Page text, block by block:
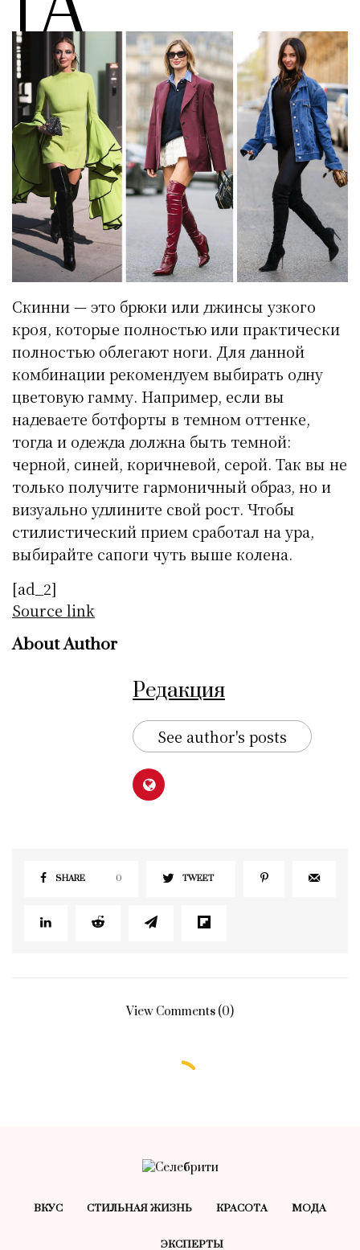
Скинни — это брюки или джинсы узкого
кроя, которые полностью или практически
полностью облегают ноги. Для данной
комбинации рекомендуем выбирать одну
цветовую гамму. Например, если вы
надеваете ботфорты в темном оттенке,
тогда и одежда должна быть темной:
черной, синей, коричневой, серой. Так вы не
только получите гармоничный образ, но и
визуально удлините свой рост. Чтобы
стилистический прием сработал на ура,
выбирайте сапоги чуть выше колена.
[ad_2]
Source link
About Author
Редакция
See author's posts
SHARE 0 TWEET
View Comments (0)
ВКУС СТИЛЬНАЯ ЖИЗНЬ КРАСОТA МОДА
ЭКСПЕРТЫ